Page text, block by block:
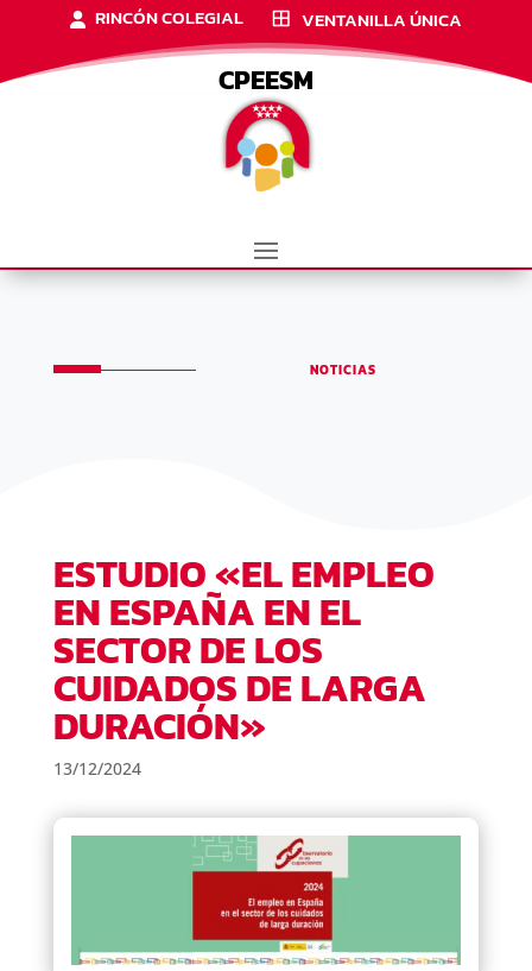
RINCÓN COLEGIAL VENTANILLA ÚNICA
CPEESM
NOTICIAS
ESTUDIO «EL EMPLEO
EN ESPAÑA EN EL
SECTOR DE LOS
CUIDADOS DE LARGA
DURACIÓN»
13/12/2024